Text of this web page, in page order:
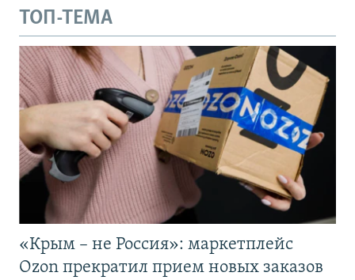
ТОП-ТЕМА
«Крым – не Россия»: маркетплейс
Ozon прекратил прием новых заказов